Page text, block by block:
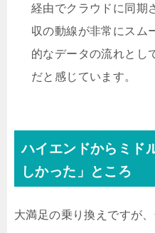
経由でクラウドに同期
収の動線が非常にスム
的なデータの流れとし
だと感じています。
ハイエンドからミド
しかった」ところ
大満足の乗り換えですが